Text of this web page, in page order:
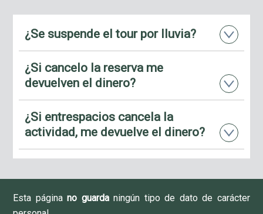
¿Se suspende el tour por lluvia?
¿Si cancelo la reserva me
devuelven el dinero?
¿Si entrespacios cancela la
actividad, me devuelve el dinero?
Esta páginano guardaningún tipo de dato de carácter